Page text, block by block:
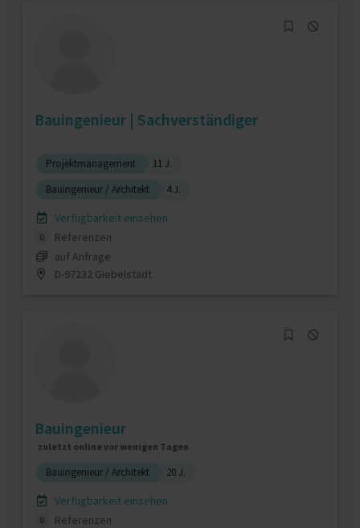
Bauingenieur | Sachverständiger
Projektmanagement
11 J.
Bauingenieur / Architekt
4 J.
Verfügbarkeit einsehen
0
Referenzen
auf Anfrage
D-97232 Giebelstadt
Bauingenieur
zuletzt online vor wenigen Tagen
Bauingenieur / Architekt 20 J.
Verfügbarkeit einsehen
0
Referenzen